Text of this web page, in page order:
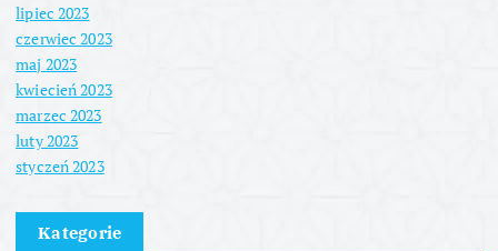
lipiec 2023
czerwiec 2023
maj 2023
kwiecień 2023
marzec 2023
luty 2023
styczeń 2023
Kategorie